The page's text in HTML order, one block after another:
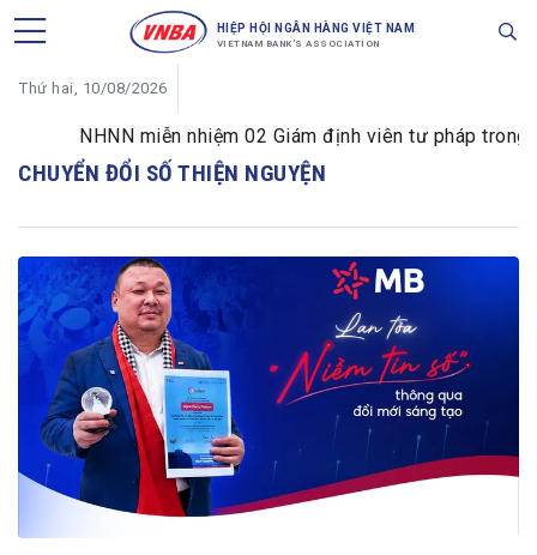
HIỆP HỘI NGÂN HÀNG VIỆT NAM
VIETNAM BANK'S ASSOCIATION
Thứ hai, 10/08/2026
NHNN miễn nhiệm 02 Giám định viên tư pháp trong
CHUYỂN ĐỔI SỐ THIỆN NGUYỆN